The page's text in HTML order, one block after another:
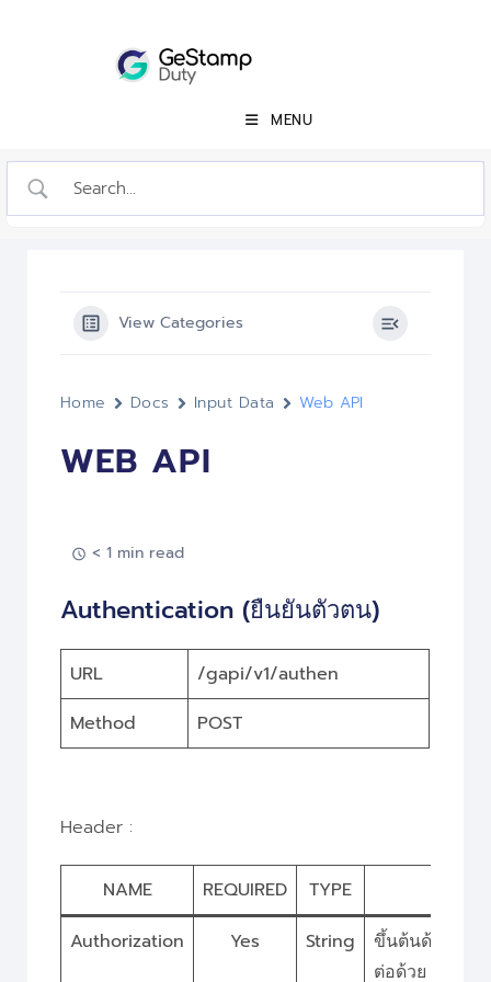
MENU
View Categories
Home Docs Input Data Web API
WEB API
< 1 min read
Authentication (ยืนยันตัวตน)
URL
/gapi/v1/authen
Method
POST
Header :
NAME REQUIRED TYPE
Authorization
Yes String
ขึ้นต้นด้วย
ต่อด้วย